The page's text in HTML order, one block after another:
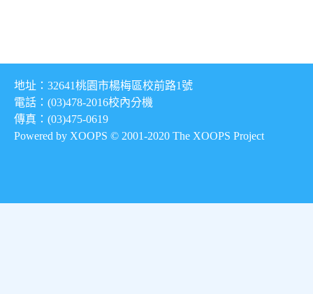
地址：32641桃園市楊梅區校前路1號
電話：(03)478-2016校內分機
傳真：(03)475-0619
Powered by XOOPS © 2001-2020 The XOOPS Project